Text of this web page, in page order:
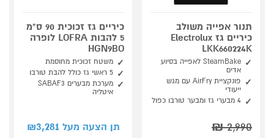
תנור אפייה משולב
כיריים גז Electrolux
LKK660224K
SteamBake לאפייה בסיוע
אדים
פונקציית AirFry עם מגש
ייעודי
4 מבערי גז ומבער טורבו כפול
2,990
₪
כיריים גז זכוכית 90 ס"מ
5 להבות LOFRA לופרה
HGN9BO
משטח זכוכית מחוסמת
5 ראשי גז כולל להבת טורבו
מערכת מבערים SABAF3
איטליה
תן הצעה מעל ₪ 3,281